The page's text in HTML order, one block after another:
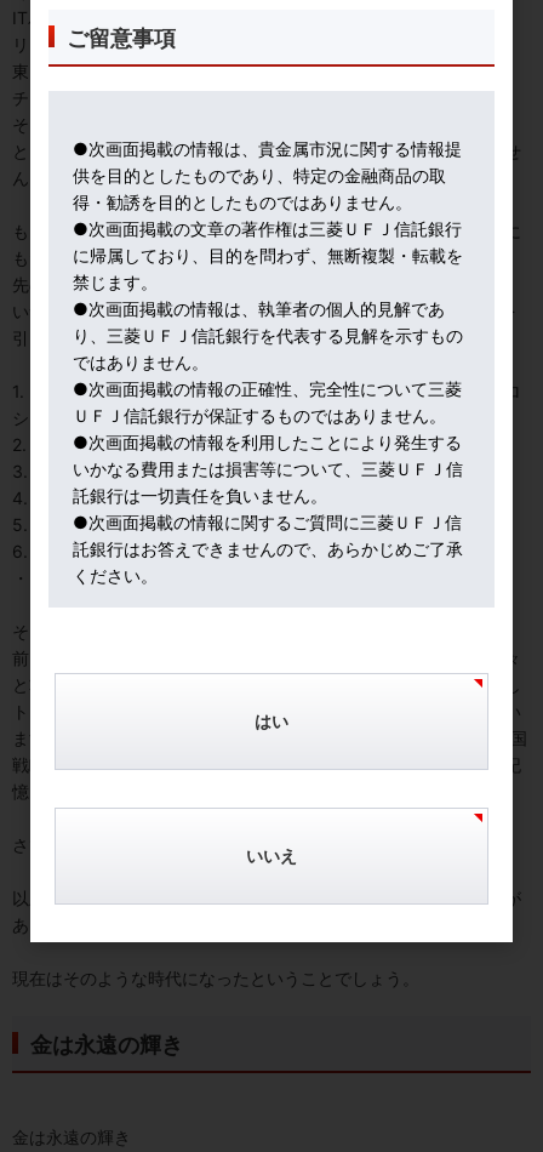
ITバブル崩壊（2000年）
リーマンショック（2008年）
東日本大震災（2011年）
チャイナショック（2015年）
そしてコロナショック（2020年）
と、非常に影響のある出来事が続いているような気がしてなりませ
ん。
もう少し考えてみると、私たちの身の回りで起きていることは他に
もたくさんあります。
先のみえない不確実・不透明な時代です。
いつ、なにが起きても不思議ではありません。大きな”ショック”を
引き起こす可能性について、主だったものを挙げてみましょう。
1. ウクライナ情勢・中東情勢の行方及びそこから派生する米国・ロ
シア・中国の対立
2. 台湾・東シナ海を取り巻く米中摩擦
3. 米中における半導体などのテック(テクノロジー)争奪戦
4. インフレ高止まり(特に米国)
5. 度重なる北朝鮮による弾道ミサイル発射
6. 自然災害
・・・などが挙げられます。
そして忘れてはならないのが、「2024年秋の米国大統領選挙」。
前アメリカ大統領ドナルド・トランプ氏が大統領再選に向けて着々
と準備を進めているようです。マーケットでは、『もしトラ（もし
トランプ氏が大統領になったら？）』という用語が流行り始めてい
ます。ちなみに、同氏がアメリカ大統領になった2016年は「対中国
戦略」や「関税の引上げ」などで世の中がかなり混乱したことが記
憶に新しいところです。
さて2024年秋の結果はいかに？
以上のように、不確実なこと、不透明なことを数え上げればきりが
ありません。
現在はそのような時代になったということでしょう。
金は永遠の輝き
金は永遠の輝き
ご留意事項
●次画面掲載の情報は、貴金属市況に関する情報提
供を目的としたものであり、特定の金融商品の取
得・勧誘を目的としたものではありません。
●次画面掲載の文章の著作権は三菱ＵＦＪ信託銀行
に帰属しており、目的を問わず、無断複製・転載を
禁じます。
●次画面掲載の情報は、執筆者の個人的見解であ
り、三菱ＵＦＪ信託銀行を代表する見解を示すもの
ではありません。
●次画面掲載の情報の正確性、完全性について三菱
ＵＦＪ信託銀行が保証するものではありません。
●次画面掲載の情報を利用したことにより発生する
いかなる費用または損害等について、三菱ＵＦＪ信
託銀行は一切責任を負いません。
●次画面掲載の情報に関するご質問に三菱ＵＦＪ信
託銀行はお答えできませんので、あらかじめご了承
ください。
はい
いいえ